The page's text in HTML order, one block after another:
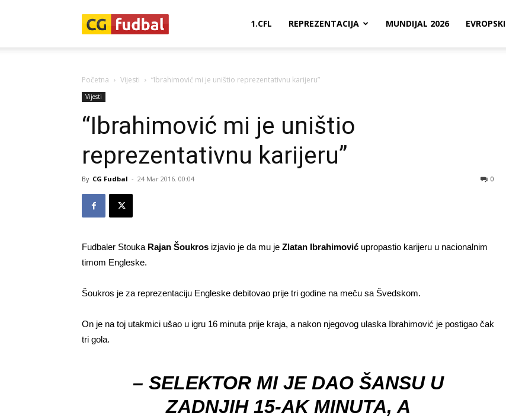
1.CFL REPREZENTACIJA MUNDIJAL 2026 EVROPSKI
Početna Vijesti “Ibrahimović mi je uništio reprezentativnu karijeru”
Vijesti
“Ibrahimović mi je uništio
reprezentativnu karijeru”
By CG Fudbal - 24 Mar 2016. 00:04 0
Fudbaler Stouka Rajan Šoukros izjavio je da mu je Zlatan Ibrahimović upropastio karijeru u nacionalnim
timom Engleske.
Šoukros je za reprezentaciju Engleske debitovao prije tri godine na meču sa Švedskom.
On je na toj utakmici ušao u igru 16 minuta prije kraja, a nakon njegovog ulaska Ibrahimović je postigao čak
tri gola.
– SELEKTOR MI JE DAO ŠANSU U
ZADNJIH 15-AK MINUTA, A